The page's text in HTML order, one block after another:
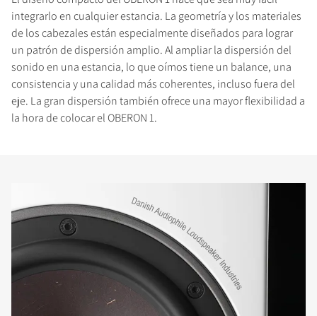
integrarlo en cualquier estancia. La geometría y los materiales
de los cabezales están especialmente diseñados para lograr
un patrón de dispersión amplio. Al ampliar la dispersión del
sonido en una estancia, lo que oímos tiene un balance, una
consistencia y una calidad más coherentes, incluso fuera del
eje. La gran dispersión también ofrece una mayor flexibilidad a
la hora de colocar el OBERON 1.